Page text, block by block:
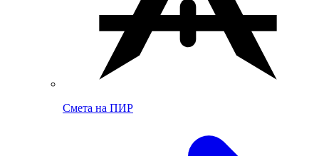
Смета на ПИР